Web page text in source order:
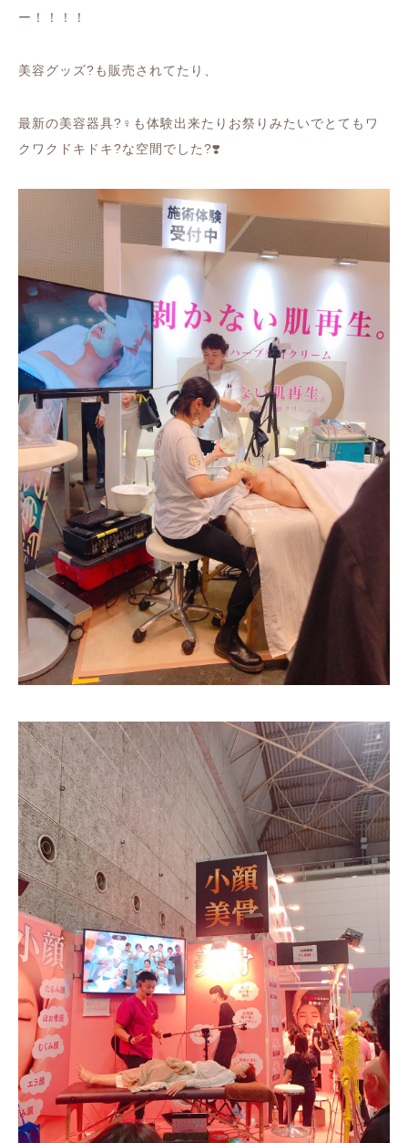
ー！！！！
美容グッズ?も販売されてたり、
最新の美容器具?‍♀️ も体験出来たりお祭りみたいでとてもワ
クワクドキドキ?な空間でした?❣️